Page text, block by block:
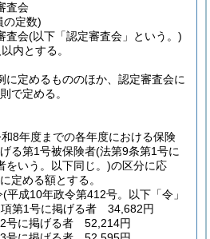
査会
の定数)
査会(以下「認定審査会」という。)
内とする。
に定めるもののほか、認定審査会に
で定める。
8年度までの各年度における保険
る第1号被保険者(法第9条第1号に
をいう。以下同じ。)の区分に応
に定める額とする。
(平成10年政令第412号。以下「令」
第1号に掲げる者 34,682円
号に掲げる者 52,214円